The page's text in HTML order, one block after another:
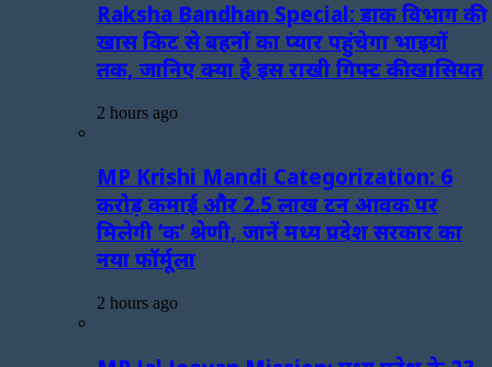
Raksha Bandhan Special: डाक विभाग की
खास किट से बहनों का प्यार पहुंचेगा भाइयों
तक, जानिए क्या है इस राखी गिफ्ट की खासियत
2 hours ago
MP Krishi Mandi Categorization: 6
करोड़ कमाई और 2.5 लाख टन आवक पर
मिलेगी ‘क’ श्रेणी, जानें मध्य प्रदेश सरकार का
नया फॉर्मूला
2 hours ago